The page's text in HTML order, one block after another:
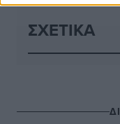
ΣΧΕΤΙΚΆ